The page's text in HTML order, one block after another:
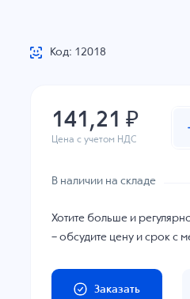
Код: 12018
141,21 ₽
Цена с учетом НДС
В наличии на складе
Хотите больше и
– обсудите цену и срок с
Заказать